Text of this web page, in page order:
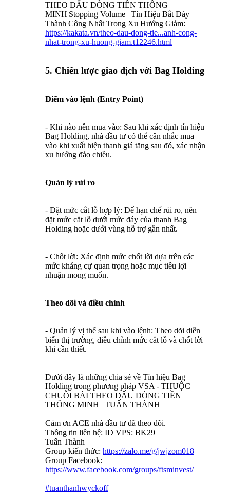
THEO DẤU DÒNG TIỀN THÔNG
MINH|Stopping Volume | Tín Hiệu Bắt Đáy
Thành Công Nhất Trong Xu Hướng Giảm:
https://kakata.vn/theo-dau-dong-tie...anh-cong-
nhat-trong-xu-huong-giam.t12246.html
5. Chiến lược giao dịch với Bag Holding
Điểm vào lệnh (Entry Point)
- Khi nào nên mua vào: Sau khi xác định tín hiệu
Bag Holding, nhà đầu tư có thể cân nhắc mua
vào khi xuất hiện thanh giá tăng sau đó, xác nhận
xu hướng đảo chiều.
Quản lý rủi ro
- Đặt mức cắt lỗ hợp lý: Để hạn chế rủi ro, nên
đặt mức cắt lỗ dưới mức đáy của thanh Bag
Holding hoặc dưới vùng hỗ trợ gần nhất.
- Chốt lời: Xác định mức chốt lời dựa trên các
mức kháng cự quan trọng hoặc mục tiêu lợi
nhuận mong muốn.
Theo dõi và điều chỉnh
- Quản lý vị thế sau khi vào lệnh: Theo dõi diễn
biến thị trường, điều chỉnh mức cắt lỗ và chốt lời
khi cần thiết.
Dưới đây là những chia sẻ về Tín hiệu Bag
Holding trong phương pháp VSA - THUỘC
CHUỖI BÀI THEO DẤU DÒNG TIỀN
THÔNG MINH | TUẤN THÀNH
Cảm ơn ACE nhà đầu tư đã theo dõi.
Thông tin liên hệ: ID VPS: BK29
Tuấn Thành
Group kiến thức: https://zalo.me/g/jwjzom018
Group Facebook:
https://www.facebook.com/groups/ftsminvest/
#tuanthanhwyckoff